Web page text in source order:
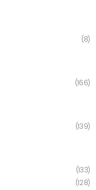
8
166
139
133
128